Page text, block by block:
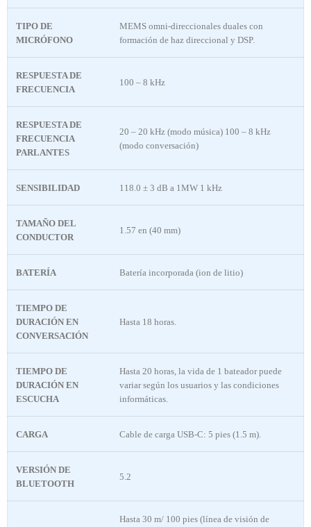
TIPO DE
MICRÓFONO
MEMS omni-direccionales duales con
formación de haz direccional y DSP.
RESPUESTA DE
FRECUENCIA
100 – 8 kHz
RESPUESTA DE
FRECUENCIA
PARLANTES
20 – 20 kHz (modo música) 100 – 8 kHz
(modo conversación)
SENSIBILIDAD 118.0 ± 3 dB a 1MW 1 kHz
TAMAÑO DEL
CONDUCTOR
1.57 en (40 mm)
BATERÍA Batería incorporada (ion de litio)
TIEMPO DE
DURACIÓN EN
CONVERSACIÓN
Hasta 18 horas.
TIEMPO DE
DURACIÓN EN
ESCUCHA
Hasta 20 horas, la vida de 1 bateador puede
variar según los usuarios y las condiciones
informáticas.
CARGA Cable de carga USB-C: 5 pies (1.5 m).
VERSIÓN DE
BLUETOOTH
5.2
Hasta 30 m/ 100 pies (línea de visión de